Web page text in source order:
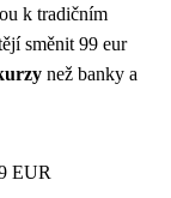
k tradičním
směnit 99 eur
než banky a
EUR